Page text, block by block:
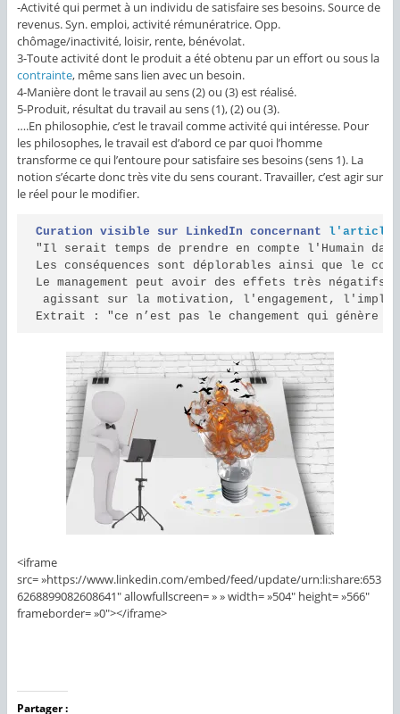
-Activité qui permet à un individu de satisfaire ses besoins. Source de
revenus. Syn. emploi, activité rémunératrice. Opp.
chômage/inactivité, loisir, rente, bénévolat.
3-Toute activité dont le produit a été obtenu par un effort ou sous la
contrainte, même sans lien avec un besoin.
4-Manière dont le travail au sens (2) ou (3) est réalisé.
5-Produit, résultat du travail au sens (1), (2) ou (3).
….En philosophie, c’est le travail comme activité qui intéresse. Pour
les philosophes, le travail est d’abord ce par quoi l’homme
transforme ce qui l’entoure pour satisfaire ses besoins (sens 1). La
notion s’écarte donc très vite du sens courant. Travailler, c’est agir sur
le réel pour le modifier.
Curation visible sur LinkedIn concernant l'article
"Il serait temps de prendre en compte l'Humain
Les conséquences sont déplorables ainsi que le
Le management peut avoir des effets très négatifs
agissant sur la motivation, l'engagement,
Extrait : "ce n’est pas le changement qui génère
<iframe
src= »https://www.linkedin.com/embed/feed/update/urn:li:share:653
6268899082608641″ allowfullscreen= » » width= »504″ height= »566″
frameborder= »0″></iframe>
Partager :